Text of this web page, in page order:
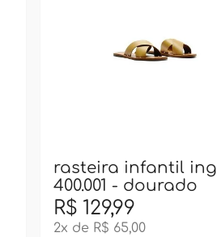
rasteira infantil ing
400.001 - dourado
R$ 129,99
2x de R$ 65,00